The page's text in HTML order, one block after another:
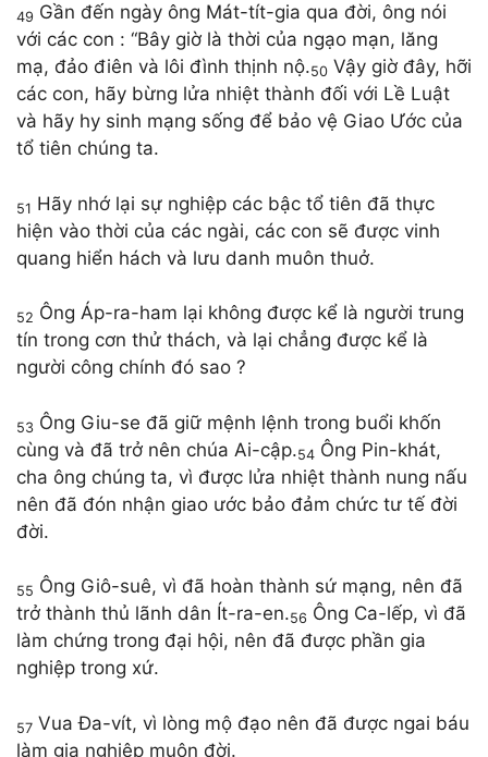
49 Gần đến ngày ông Mát-tít-gia qua đời, ông nói
với các con : “Bây giờ là thời của ngạo mạn, lăng
mạ, đảo điên và lôi đình thịnh nộ.50 Vậy giờ đây, hỡi
các con, hãy bừng lửa nhiệt thành đối với Lề Luật
và hãy hy sinh mạng sống để bảo vệ Giao Ước của
tổ tiên chúng ta.
51 Hãy nhớ lại sự nghiệp các bậc tổ tiên đã thực
hiện vào thời của các ngài, các con sẽ được vinh
quang hiển hách và lưu danh muôn thuở.
52 Ông Áp-ra-ham lại không được kể là người trung
tín trong cơn thử thách, và lại chẳng được kể là
người công chính đó sao ?
53 Ông Giu-se đã giữ mệnh lệnh trong buổi khốn
cùng và đã trở nên chúa Ai-cập.54 Ông Pin-khát,
cha ông chúng ta, vì được lửa nhiệt thành nung nấu
nên đã đón nhận giao ước bảo đảm chức tư tế đời
đời.
55 Ông Giô-suê, vì đã hoàn thành sứ mạng, nên đã
trở thành thủ lãnh dân Ít-ra-en.56 Ông Ca-lếp, vì đã
làm chứng trong đại hội, nên đã được phần gia
nghiệp trong xứ.
57 Vua Đa-vít, vì lòng mộ đạo nên đã được ngai báu
làm gia nghiệp muôn đời.